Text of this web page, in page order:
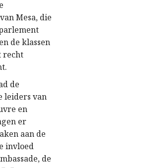
Mesa, die
de klassen
recht
de
leiders van
en
er
aan de
invloed
de